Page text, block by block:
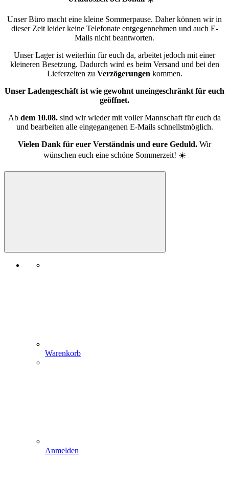
Unser Büro macht eine kleine Sommerpause. Daher können wir in
dieser Zeit leider keine Telefonate entgegennehmen und auch E-
Mails nicht beantworten.
Unser Lager ist weiterhin für euch da, arbeitet jedoch mit einer
kleineren Besetzung. Dadurch wird es beim Versand und bei den
Lieferzeiten zu Verzögerungen kommen.
Unser Ladengeschäft ist wie gewohnt uneingeschränkt für euch
geöffnet.
Ab dem 10.08. sind wir wieder mit voller Mannschaft für euch da
und bearbeiten alle eingegangenen E-Mails schnellstmöglich.
Vielen Dank für euer Verständnis und eure Geduld. Wir
wünschen euch eine schöne Sommerzeit! ☀️
Warenkorb
Anmelden